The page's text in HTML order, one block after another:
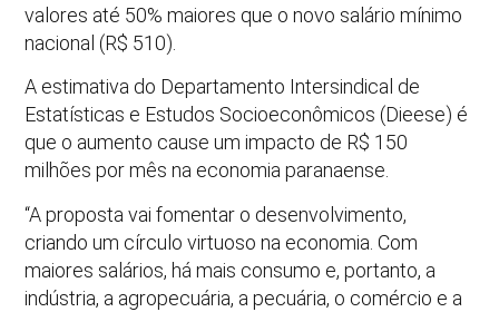
valores até 50% maiores que o novo salário mínimo
nacional (R$ 510).
A estimativa do Departamento Intersindical de
Estatísticas e Estudos Socioeconômicos (Dieese) é
que o aumento cause um impacto de R$ 150
milhões por mês na economia paranaense.
“A proposta vai fomentar o desenvolvimento,
criando um círculo virtuoso na economia. Com
maiores salários, há mais consumo e, portanto, a
indústria, a agropecuária, a pecuária, o comércio e a